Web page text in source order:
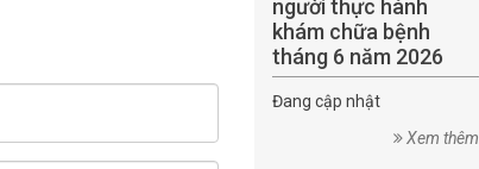
người thực hành
khám chữa bệnh
tháng 6 năm 2026
Đang cập nhật
Xem thêm